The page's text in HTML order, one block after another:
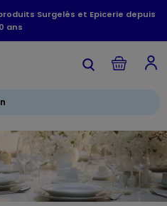
Surgelés et Epicerie depuis
ans